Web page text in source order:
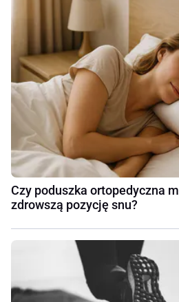
Czy poduszka ortopedyczna
zdrowszą pozycję snu?